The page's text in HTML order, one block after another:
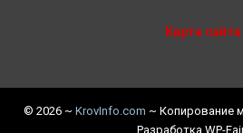
Карта сайта
© 2026 ~ KrovInfo.com ~ Копирование
Разработка WP-